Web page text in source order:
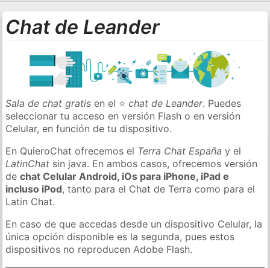
Chat de Leander
Sala de chat gratis en el ⭐chat de Leander. Puedes
seleccionar tu acceso en versión Flash o en versión
Celular, en función de tu dispositivo.
En QuieroChat ofrecemos el Terra Chat España y el
LatinChat sin java. En ambos casos, ofrecemos versión
dechat Celular Android, iOs para iPhone, iPad e
incluso iPod, tanto para el Chat de Terra como para el
Latin Chat.
En caso de que accedas desde un dispositivo Celular, la
única opción disponible es la segunda, pues estos
dispositivos no reproducen Adobe Flash.